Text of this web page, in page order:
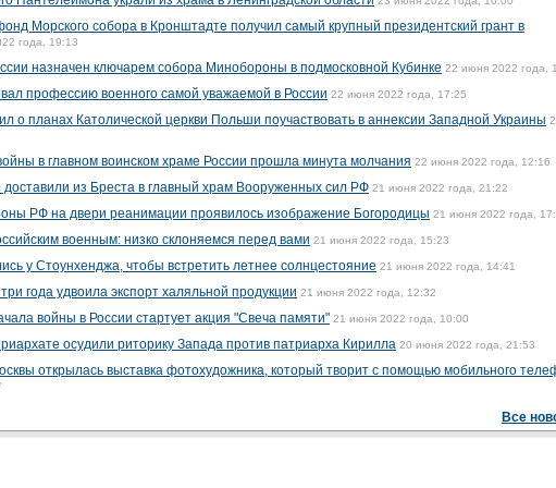
Морского собора в Кронштадте получил самый крупный президентский грант в
года, 19:13
назначен ключарем собора Минобороны в подмосковной Кубинке 22 июня 2022 года,
профессию военного самой уважаемой в России 22 июня 2022 года, 17:25
о планах Католической церкви Польши поучаствовать в аннексии Западной Украины
в главном воинском храме России прошла минута молчания 22 июня 2022 года, 12:16
доставили из Бреста в главный храм Вооруженных сил РФ 21 июня 2022 года, 21:22
РФ на двери реанимации проявилось изображение Богородицы 21 июня 2022 года,
военным: низко склоняемся перед вами 21 июня 2022 года, 15:23
у Стоунхенджа, чтобы встретить летнее солнцестояние 21 июня 2022 года, 14:41
года удвоила экспорт халяльной продукции 21 июня 2022 года, 12:32
войны в России стартует акция "Свеча памяти" 21 июня 2022 года, 10:00
осудили риторику Запада против патриарха Кирилла 20 июня 2022 года, 21:53
открылась выставка фотохудожника, который творит с помощью мобильного
Все